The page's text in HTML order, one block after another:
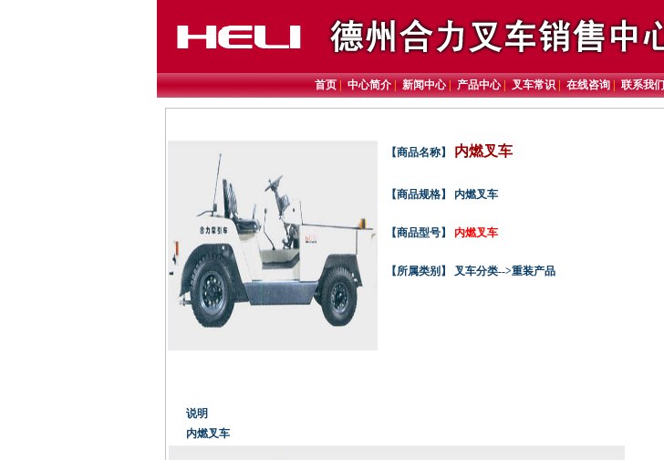
首页| 中心简介| 新闻中心| 产品中心| 叉车常识 在线咨询 联系我们
【商品名称】 内燃叉车
【商品规格】 内燃叉车
【商品型号】 内燃叉车
【所属类别】 叉车分类-->重装产品
说明
内燃叉车